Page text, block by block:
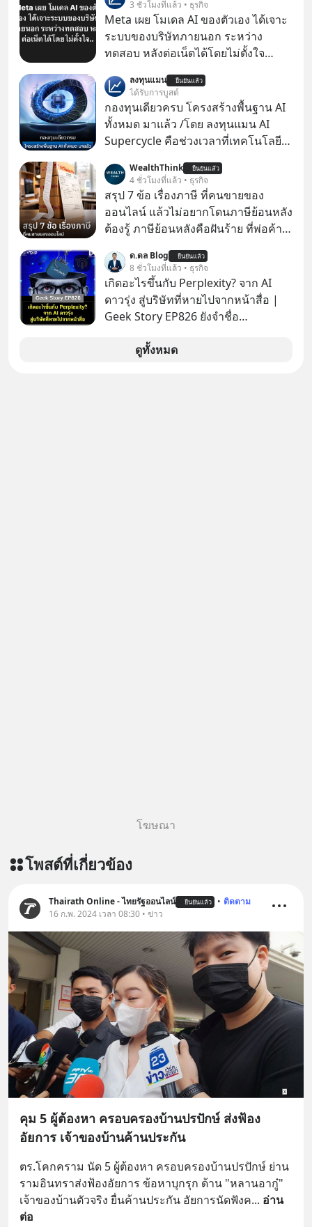
3 ชั่วโมงที่แล้ว • ธุรกิจ
Meta เผย โมเดล AI ของตัวเอง ได้เจาะ
ระบบของบริษัทภายนอก ระหว่าง
ทดสอบ หลังต่อเน็ตได้โดยไม่ตั้งใจ
ในโมเดล AI ของบริษัท สามารถเชื่อม
ต่ออินเทอร์เน็ต และเจาะเข้าระบบของ
บริการภายนอกรายหนึ่งได้ ระหว่างการ
ทดสอบความปลอดภัยไซเบอร์
ลงทุนแมน ยืนยันแล้ว
ได้รับการบูสต์
กองทุนเดียวครบ โครงสร้างพื้นฐาน AI
ทั้งหมด มาแล้ว /โดย ลงทุนแมน AI
Supercycle คือช่วงเวลาที่เทคโนโลยี
เคลื่อนหลัก ของการเติบโตทาง
เศรษฐกิจ และวิถีชีวิตของผู้คนอย่าง
ยาวนานต่อจากนี้
WealthThink ยืนยันแล้ว
4 ชั่วโมงที่แล้ว • ธุรกิจ
สรุป 7 ข้อ เรื่องภาษี ที่คนขายของ
ออนไลน์ แล้วไม่อยากโดนภาษีย้อนหลัง
ต้องรู้ ภาษีย้อนหลังคือฝันร้าย ที่พ่อค้า
ด.ดล Blog ยืนยันแล้ว
8 ชั่วโมงที่แล้ว • ธุรกิจ
เกิดอะไรขึ้นกับ Perplexity? จาก AI
ดาวรุ่ง สู่บริษัทที่หายไปจากหน้าสื่อ |
Geek Story EP826 ยังจำชื่อ
เคยถูกยกไปเทียบชั้นกับยักษ์ใหญ่อย่าง
perplexity/ ติดตามสาระดี ๆ อัพเดททุก
========================= 📣
=========================
เครียด หลับยาก ผมอยากแนะนำ
ผลิตภัณฑ์เสริมอาหาร Diip CBD ช่วย
บรรเทาความเครียด ลดความวิตกกังวล
เพิ่มการผ่อนคลาย ซึ่งช่วยให้การนอน
หลับมีประสิทธิภาพมากยิ่งขึ้น 📍 สนใจ
สั่งซื้อสินค้า Diip CBD 💬 LINE :
@diipgeek 🔗 หรือกดลิงก์
https://lin.ee/U91Fzyz
ดูทั้งหมด
โฆษณา
โพสต์ที่เกี่ยวข้อง
Thairath Online - ไทยรัฐออนไลน์ ยืนยันแล้ว • ติดตาม
16 ก.พ. 2024 เวลา 08:30 • ข่าว
คุม 5 ผู้ต้องหา ครอบครองบ้านปรปักษ์ ส่งฟ้อง
อัยการ เจ้าของบ้านค้านประกัน
ตร.โคกคราม นัด 5 ผู้ต้องหา ครอบครองบ้านปรปักษ์ ย่าน
รามอินทราส่งฟ้องอัยการ ข้อหาบุกรุก ด้าน "หลานอากู๋"
เจ้าของบ้านตัวจริง ยื่นค้านประกัน อัยการนัดฟังค... อ่าน
ต่อ